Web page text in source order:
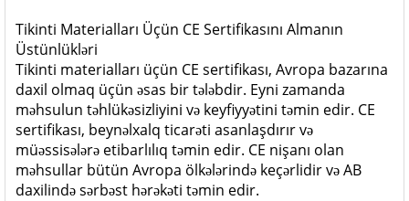
Tikinti Materialları Üçün CE Sertifikasını Almanın
Üstünlükləri
Tikinti materialları üçün CE sertifikası, Avropa bazarına
daxil olmaq üçün əsas bir tələbdir. Eyni zamanda
məhsulun təhlükəsizliyini və keyfiyyətini təmin edir. CE
sertifikası, beynəlxalq ticarəti asanlaşdırır və
müəssisələrə etibarlılıq təmin edir. CE nişanı olan
məhsullar bütün Avropa ölkələrində keçərlidir və AB
daxilində sərbəst hərəkəti təmin edir.